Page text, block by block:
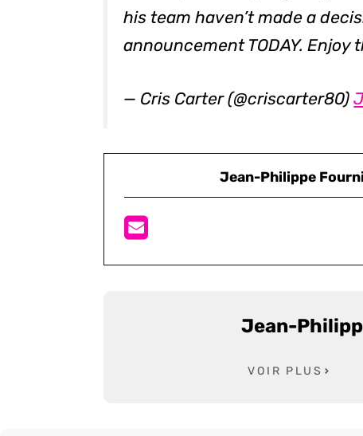
his team haven’t made a
announcement TODAY. Enjoy
— Cris Carter (@criscarter80)
Jean-Philippe
Jean-
VOIR PLUS